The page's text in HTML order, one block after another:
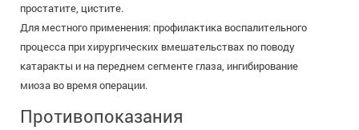
простатите, цистите.
Для местного применения: профилактика воспалительного
процесса при хирургических вмешательствах по поводу
катаракты и на переднем сегменте глаза, ингибирование
миоза во время операции.
Противопоказания